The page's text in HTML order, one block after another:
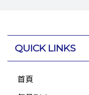
QUICK LINKS
首頁